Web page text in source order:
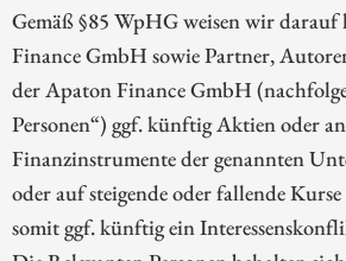
Gemäß §85 WpHG weisen wir darauf
Finance GmbH sowie Partner,
der Apaton Finance GmbH
Personen“) ggf. künftig Aktien oder
Finanzinstrumente der genannten
oder auf steigende oder fallende
somit ggf. künftig ein